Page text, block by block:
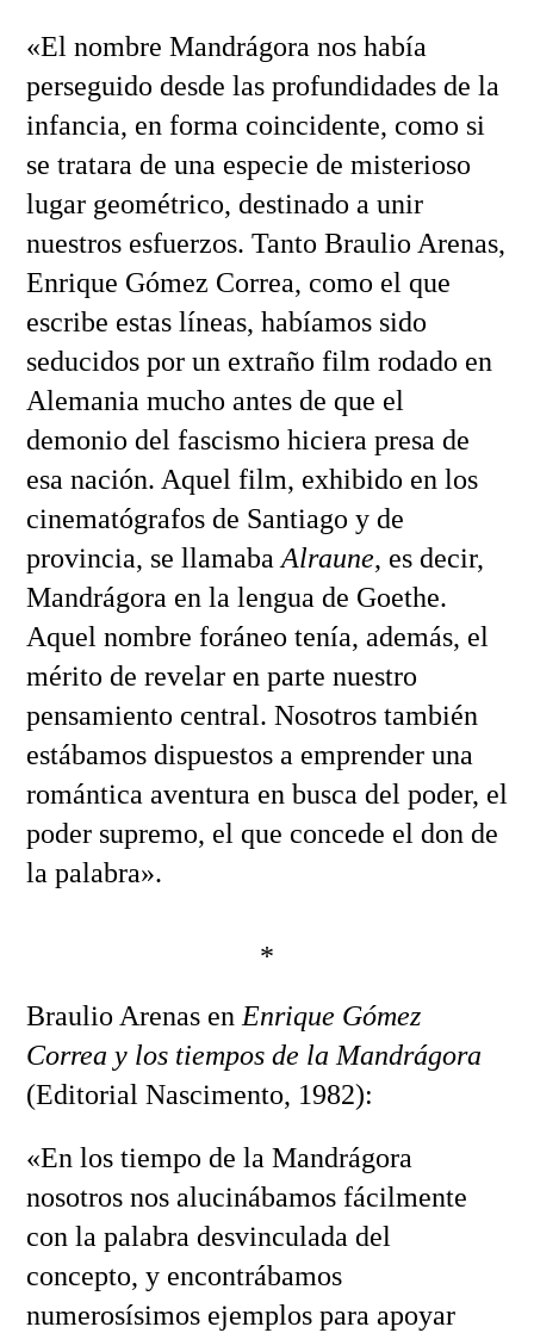
«El nombre Mandrágora nos había
perseguido desde las profundidades de la
infancia, en forma coincidente, como si
se tratara de una especie de misterioso
lugar geométrico, destinado a unir
nuestros esfuerzos. Tanto Braulio Arenas,
Enrique Gómez Correa, como el que
escribe estas líneas, habíamos sido
seducidos por un extraño film rodado en
Alemania mucho antes de que el
demonio del fascismo hiciera presa de
esa nación. Aquel film, exhibido en los
cinematógrafos de Santiago y de
provincia, se llamaba Alraune, es decir,
Mandrágora en la lengua de Goethe.
Aquel nombre foráneo tenía, además, el
mérito de revelar en parte nuestro
pensamiento central. Nosotros también
estábamos dispuestos a emprender una
romántica aventura en busca del poder, el
poder supremo, el que concede el don de
la palabra».
*
Braulio Arenas en Enrique Gómez
Correa y los tiempos de la Mandrágora
(Editorial Nascimento, 1982):
«En los tiempo de la Mandrágora
nosotros nos alucinábamos fácilmente
con la palabra desvinculada del
concepto, y encontrábamos
numerosísimos ejemplos para apoyar